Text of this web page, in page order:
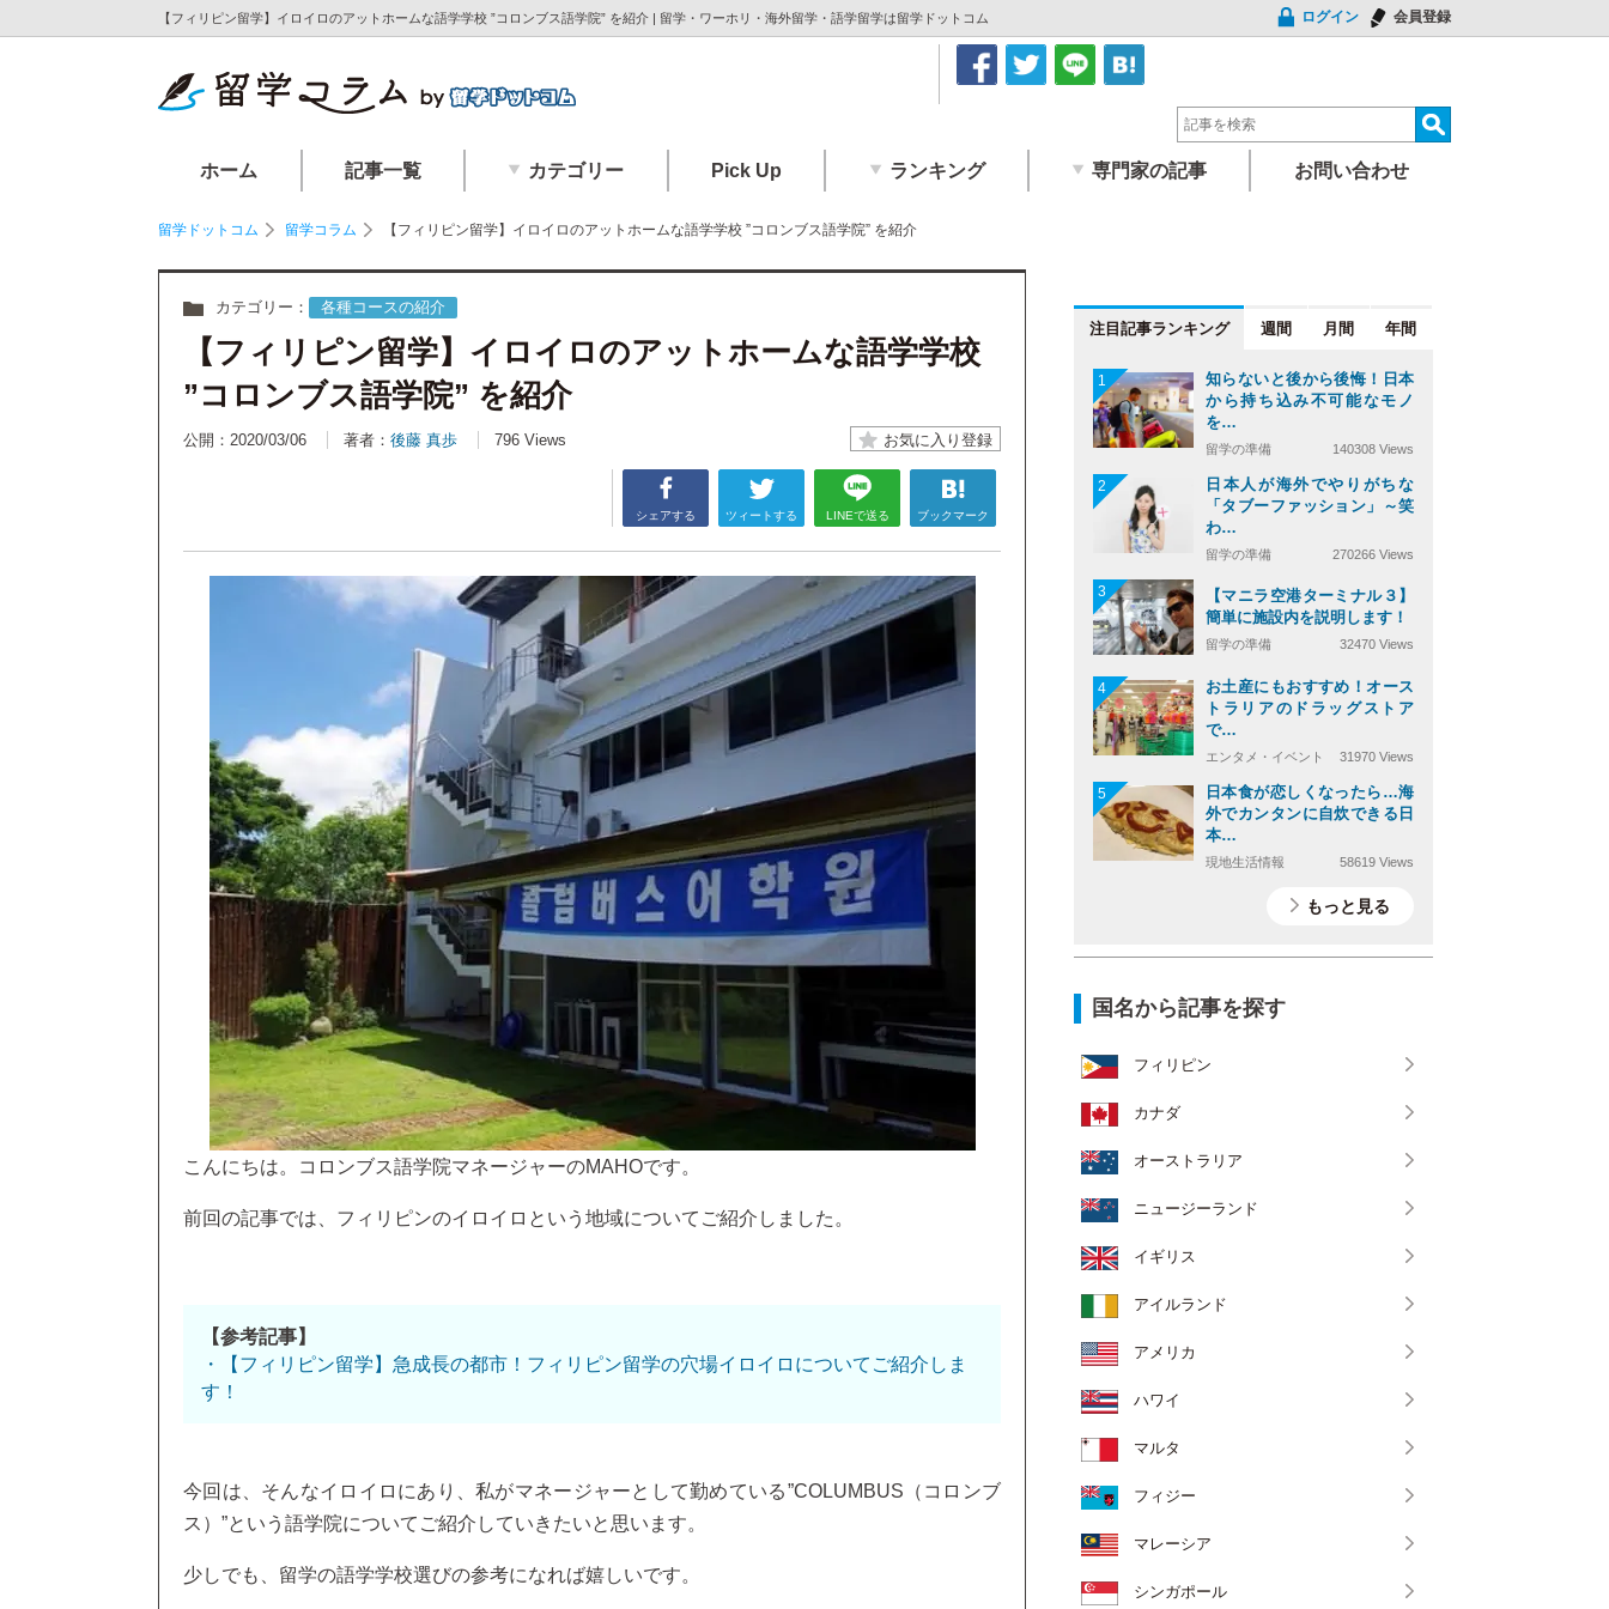
【フィリピン留学】イロイロのアットホームな語学学校 ”コロンブス語学院” を紹介 | 留学・ワーホリ・海外留学・語学留学は留学ドットコム ログイン 会員登録
ホーム 記事一覧 カテゴリー Pick Up ランキング 専門家の記事 お問い合わせ
留学ドットコム 留学コラム 【フィリピン留学】イロイロのアットホームな語学学校 ”コロンブス語学院” を紹介
カテゴリー： 各種コースの紹介
【フィリピン留学】イロイロのアットホームな語学学校
”コロンブス語学院” を紹介
公開：2020/03/06 著者： 後藤 真歩 796 Views
シェアする ツィートする LINEで送る ブックマーク
こんにちは。コロンブス語学院マネージャーのMAHOです。
前回の記事では、フィリピンのイロイロという地域についてご紹介しました。
【参考記事】
・【フィリピン留学】急成長の都市！フィリピン留学の穴場イロイロについてご紹介しま
す！
今回は、そんなイロイロにあり、私がマネージャーとして勤めている”COLUMBUS（コロンブ
ス）”という語学院についてご紹介していきたいと思います。
少しでも、留学の語学学校選びの参考になれば嬉しいです。
注目記事 週間 月間 年間
1
知らないと後から後悔！日本
から持ち込み不可能なモノ
を…
留学の準備 140308 Views
2
日本人が海外でやりがちな
「タブーファッション」～笑
わ…
留学の準備 270266 Views
3
【マニラ空港ターミナル３】
簡単に施設内を説明します！
留学の準備 32470 Views
4
お土産にもおすすめ！オース
トラリアのドラッグストア
で…
エンタメ・イベント 31970 Views
5
日本食が恋しくなったら…海
外でカンタンに自炊できる日
本…
現地生活情報 58619 Views
もっと見る
国名から記事を探す
フィリピン
カナダ
オーストラリア
ニュージーランド
イギリス
アイルランド
アメリカ
ハワイ
マルタ
フィジー
マレーシア
シンガポール